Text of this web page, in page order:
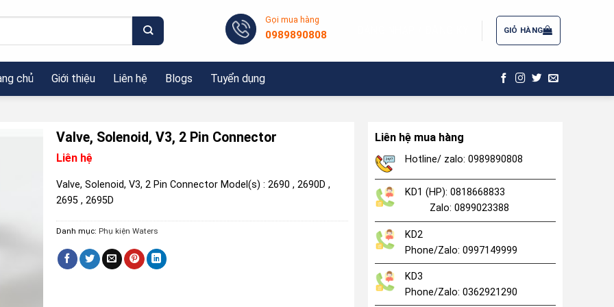
Gọi mua hàng
0989890808 GIỎ HÀNG
chủ Giới thiệu Liên hệ Blogs Tuyển dụng
Valve, Solenoid, V3, 2 Pin Connector
Liên hệ
Valve, Solenoid, V3, 2 Pin Connector Model(s) : 2690 , 2690D ,
2695 , 2695D
Danh mục: Phụ kiện Waters
Liên hệ mua hàng
Hotline/ zalo: 0989890808
KD1 (HP): 0818668833
Zalo: 0899023388
KD2
Phone/Zalo: 0997149999
KD3
Phone/Zalo: 0362921290